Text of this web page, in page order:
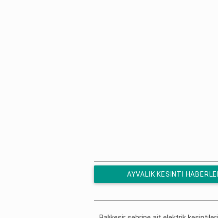
AYVALIK KESINTI